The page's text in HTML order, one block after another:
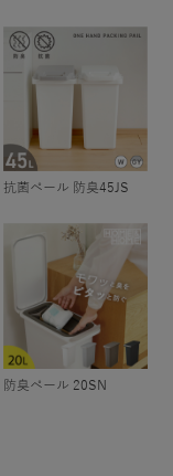
抗菌ペール 防臭45JS
防臭ペール 20SN